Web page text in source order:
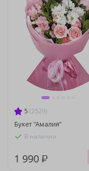
5 (2529)
Букет "Амалия"
В наличии
1 990 ₽